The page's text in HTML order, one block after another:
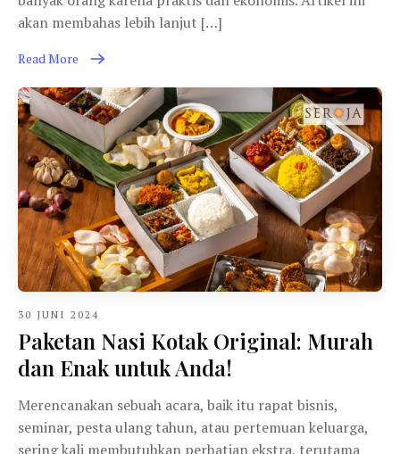
akan membahas lebih lanjut […]
Read More
30 JUNI 2024
Paketan Nasi Kotak Original: Murah
dan Enak untuk Anda!
Merencanakan sebuah acara, baik itu rapat bisnis,
seminar, pesta ulang tahun, atau pertemuan keluarga,
sering kali membutuhkan perhatian ekstra, terutama